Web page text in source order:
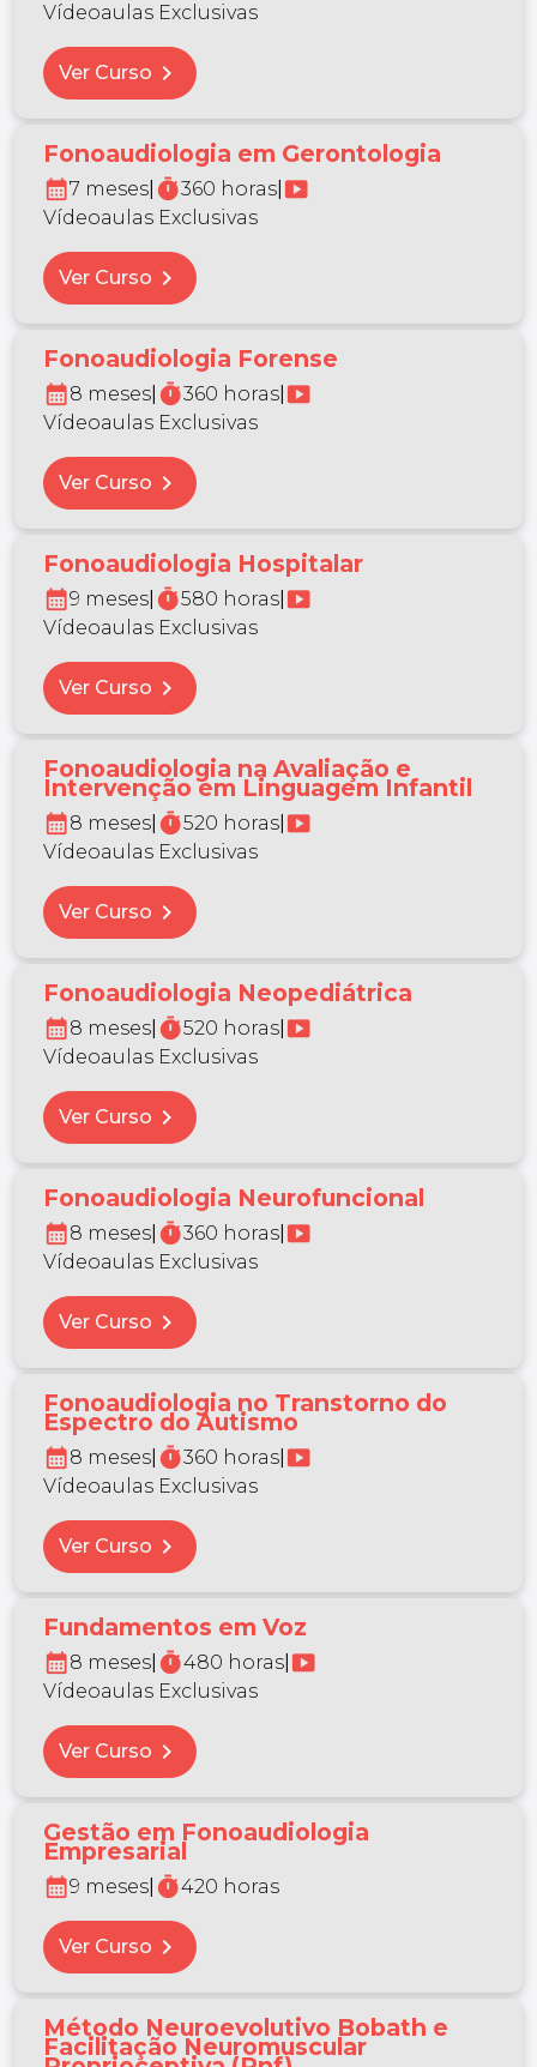
Vídeoaulas Exclusivas
Ver Curso chevron_right
Fonoaudiologia em Gerontologia
calendar_month7 meses timer360 horas smart_display
Vídeoaulas Exclusivas
Ver Curso chevron_right
Fonoaudiologia Forense
calendar_month8 meses timer360 horas smart_display
Vídeoaulas Exclusivas
Ver Curso chevron_right
Fonoaudiologia Hospitalar
calendar_month9 meses timer580 horas smart_display
Vídeoaulas Exclusivas
Ver Curso chevron_right
Fonoaudiologia na Avaliação e
Intervenção em Linguagem Infantil
calendar_month8 meses timer520 horas smart_display
Vídeoaulas Exclusivas
Ver Curso chevron_right
Fonoaudiologia Neopediátrica
calendar_month8 meses timer520 horas smart_display
Vídeoaulas Exclusivas
Ver Curso chevron_right
Fonoaudiologia Neurofuncional
calendar_month8 meses timer360 horas smart_display
Vídeoaulas Exclusivas
Ver Curso chevron_right
Fonoaudiologia no Transtorno do
Espectro do Autismo
calendar_month8 meses timer360 horas smart_display
Vídeoaulas Exclusivas
Ver Curso chevron_right
Fundamentos em Voz
calendar_month8 meses timer480 horas smart_display
Vídeoaulas Exclusivas
Ver Curso chevron_right
Gestão em Fonoaudiologia
Empresarial
calendar_month9 meses timer420 horas
Ver Curso chevron_right
Método Neuroevolutivo Bobath e
Facilitação Neuromuscular